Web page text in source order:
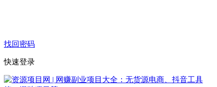
找回密码
快速登录